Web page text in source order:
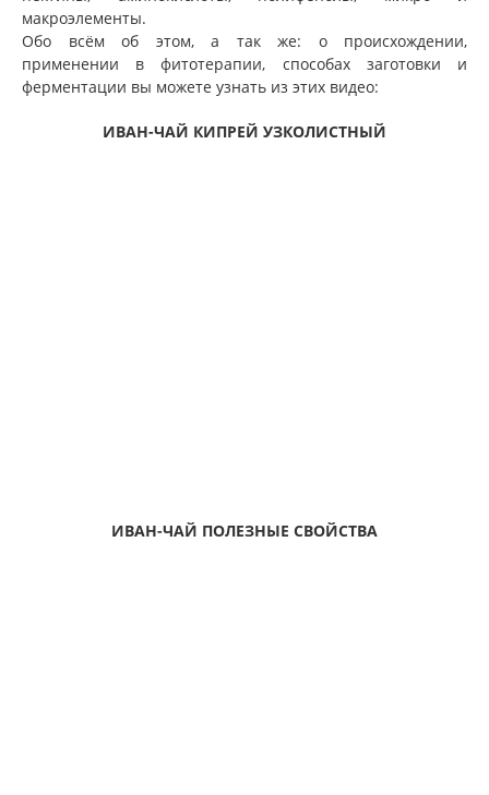
макроэлементы.
Обо всём об этом, а так же: о происхождении,
применении в фитотерапии, способах заготовки и
ферментации вы можете узнать из этих видео:
ИВАН-ЧАЙ КИПРЕЙ УЗКОЛИСТНЫЙ
ИВАН-ЧАЙ ПОЛЕЗНЫЕ СВОЙСТВА